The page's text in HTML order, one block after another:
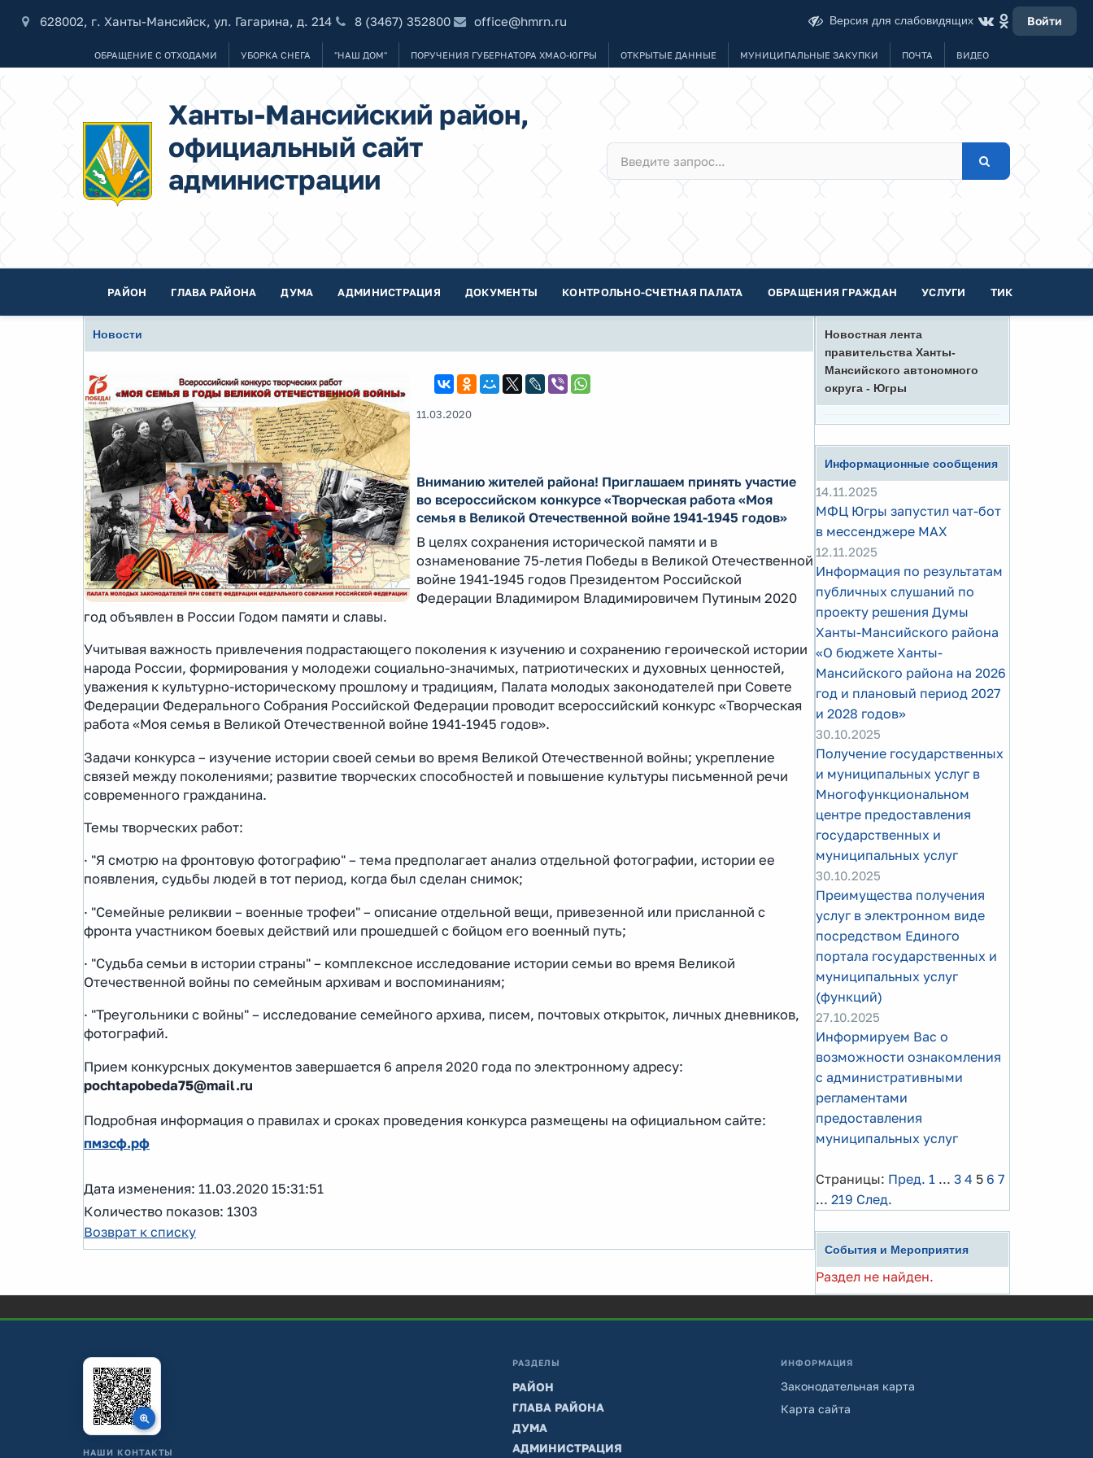
628002, г. Ханты-Мансийск, ул. Гагарина, д. 214 8 (3467) 352800 office@hmrn.ru Версия для слабовидящих Войти
ОБРАЩЕНИЕ С ОТХОДАМИ УБОРКА СНЕГА "НАШ ДОМ" ПОРУЧЕНИЯ ГУБЕРНАТОРА ХМАО-ЮГРЫ ОТКРЫТЫЕ ДАННЫЕ МУНИЦИПАЛЬНЫЕ ЗАКУПКИ ПОЧТА ВИДЕО
Ханты-Мансийский район,
официальный сайт
администрации
РАЙОН ГЛАВА РАЙОНА ДУМА АДМИНИСТРАЦИЯ ДОКУМЕНТЫ КОНТРОЛЬНО-СЧЕТНАЯ ПАЛАТА ОБРАЩЕНИЯ ГРАЖДАН УСЛУГИ ТИК
Новости
11.03.2020
Вниманию жителей района! Приглашаем принять участие
во всероссийском конкурсе «Творческая работа «Моя
семья в Великой Отечественной войне 1941-1945 годов»
В целях сохранения исторической памяти и в
ознаменование 75-летия Победы в Великой Отечественной
войне 1941-1945 годов Президентом Российской
Федерации Владимиром Владимировичем Путиным 2020
год объявлен в России Годом памяти и славы.
Учитывая важность привлечения подрастающего поколения к изучению и сохранению героической истории
народа России, формирования у молодежи социально-значимых, патриотических и духовных ценностей,
уважения к культурно-историческому прошлому и традициям, Палата молодых законодателей при Совете
Федерации Федерального Собрания Российской Федерации проводит всероссийский конкурс «Творческая
работа «Моя семья в Великой Отечественной войне 1941-1945 годов».
Задачи конкурса – изучение истории своей семьи во время Великой Отечественной войны; укрепление
связей между поколениями; развитие творческих способностей и повышение культуры письменной речи
современного гражданина.
Темы творческих работ:
· "Я смотрю на фронтовую фотографию" – тема предполагает анализ отдельной фотографии, истории ее
появления, судьбы людей в тот период, когда был сделан снимок;
· "Семейные реликвии – военные трофеи" – описание отдельной вещи, привезенной или присланной с
фронта участником боевых действий или прошедшей с бойцом его военный путь;
· "Судьба семьи в истории страны" – комплексное исследование истории семьи во время Великой
Отечественной войны по семейным архивам и воспоминаниям;
· "Треугольники с войны" – исследование семейного архива, писем, почтовых открыток, личных дневников,
фотографий.
Прием конкурсных документов завершается 6 апреля 2020 года по электронному адресу:
pochtapobeda75@mail.ru
Подробная информация о правилах и сроках проведения конкурса размещены на официальном сайте:
пмзсф.рф
Дата изменения: 11.03.2020 15:31:51
Количество показов: 1303
Возврат к списку
Новостная лента
правительства Ханты-
Мансийского автономного
округа - Югры
Информационные сообщения
14.11.2025
МФЦ Югры запустил чат-бот
в мессенджере MAX
12.11.2025
Информация по результатам
публичных слушаний по
проекту решения Думы
Ханты-Мансийского района
«О бюджете Ханты-
Мансийского района на 2026
год и плановый период 2027
и 2028 годов»
30.10.2025
Получение государственных
и муниципальных услуг в
Многофункциональном
центре предоставления
государственных и
муниципальных услуг
30.10.2025
Преимущества получения
услуг в электронном виде
посредством Единого
портала государственных и
муниципальных услуг
(функций)
27.10.2025
Информируем Вас о
возможности ознакомления
с административными
регламентами
предоставления
муниципальных услуг
Страницы: Пред. 1 ... 3 4 5 6 7
... 219 След.
События и Мероприятия
Раздел не найден.
НАШИ КОНТАКТЫ
РАЗДЕЛЫ
РАЙОН
ГЛАВА РАЙОНА
ДУМА
АДМИНИСТРАЦИЯ
ИНФОРМАЦИЯ
Законодательная карта
Карта сайта